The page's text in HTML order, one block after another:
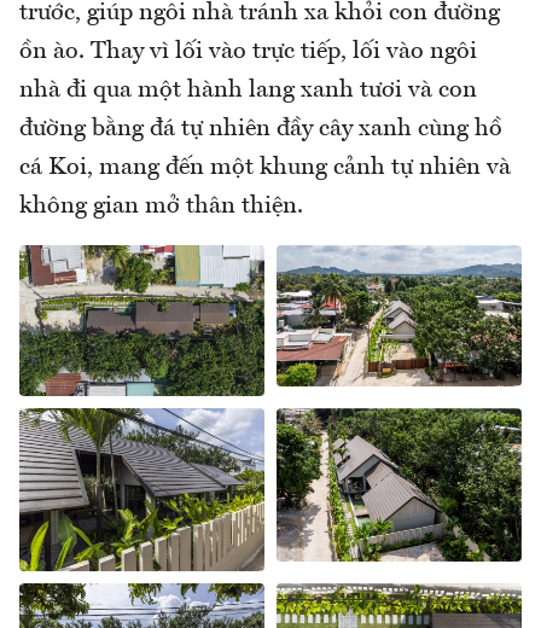
trước, giúp ngôi nhà tránh xa khỏi con đường
ồn ào. Thay vì lối vào trực tiếp, lối vào ngôi
nhà đi qua một hành lang xanh tươi và con
đường bằng đá tự nhiên đầy cây xanh cùng hồ
cá Koi, mang đến một khung cảnh tự nhiên và
không gian mở thân thiện.